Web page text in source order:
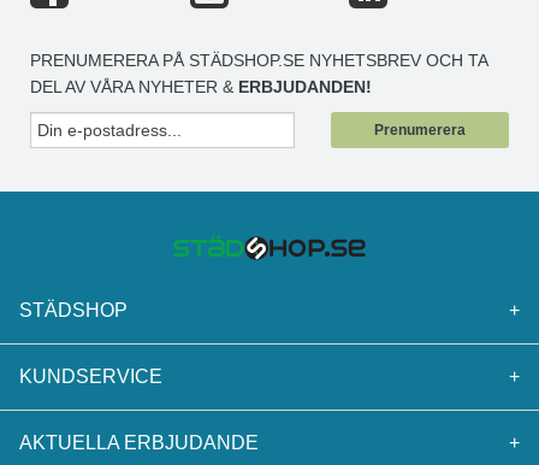
PRENUMERERA PÅ STÄDSHOP.SE NYHETSBREV OCH TA
DEL AV VÅRA NYHETER & ERBJUDANDEN!
Prenumerera
STÄDSHOP +
KUNDSERVICE +
AKTUELLA ERBJUDANDE +